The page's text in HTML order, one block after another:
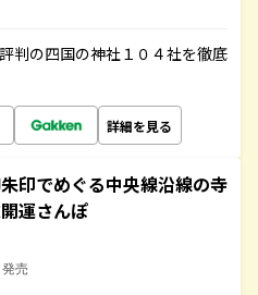
判の四国の神社１０４社を徹底
詳細を見る
印でめぐる中央線沿線の寺
運さんぽ
売